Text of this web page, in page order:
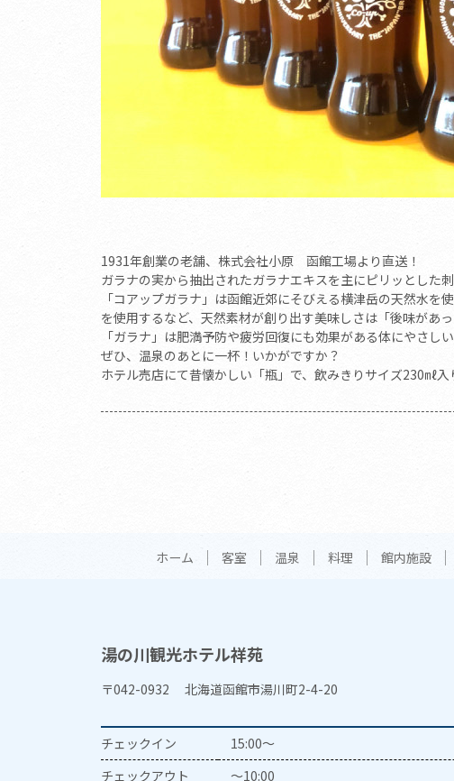
1931年創業の老舗、株式会社小原 函館工場より直送！
ガラナの実から抽出されたガラナエキスを主にピリッとした
「コアップガラナ」は函館近郊にそびえる横津岳の天然水
を使用するなど、天然素材が創り出す美味しさは「後味があ
「ガラナ」は肥満予防や疲労回復にも効果がある体にやさし
ぜひ、温泉のあとに一杯！いかがですか？
ホテル売店にて昔懐かしい「瓶」で、飲みきりサイズ230㎖
ホーム 客室 温泉 料理 館内施設
湯の川観光ホテル祥苑
〒042-0932 北海道函館市湯川町2-4-20
チェックイン
15:00～
チェックアウト
～10:00